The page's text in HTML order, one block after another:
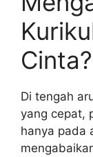
Cinta?
Di tengah
yang cepat,
hanya pada